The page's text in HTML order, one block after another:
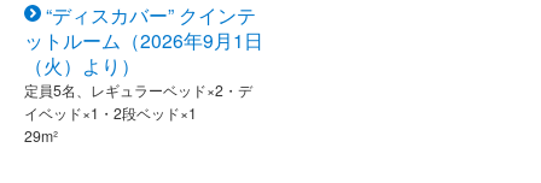
“ディスカバー” クインテ
ットルーム（2026年9月1日
（火）より）
定員5名、レギュラーベッド×2・デ
イベッド×1・2段ベッド×1
29m²